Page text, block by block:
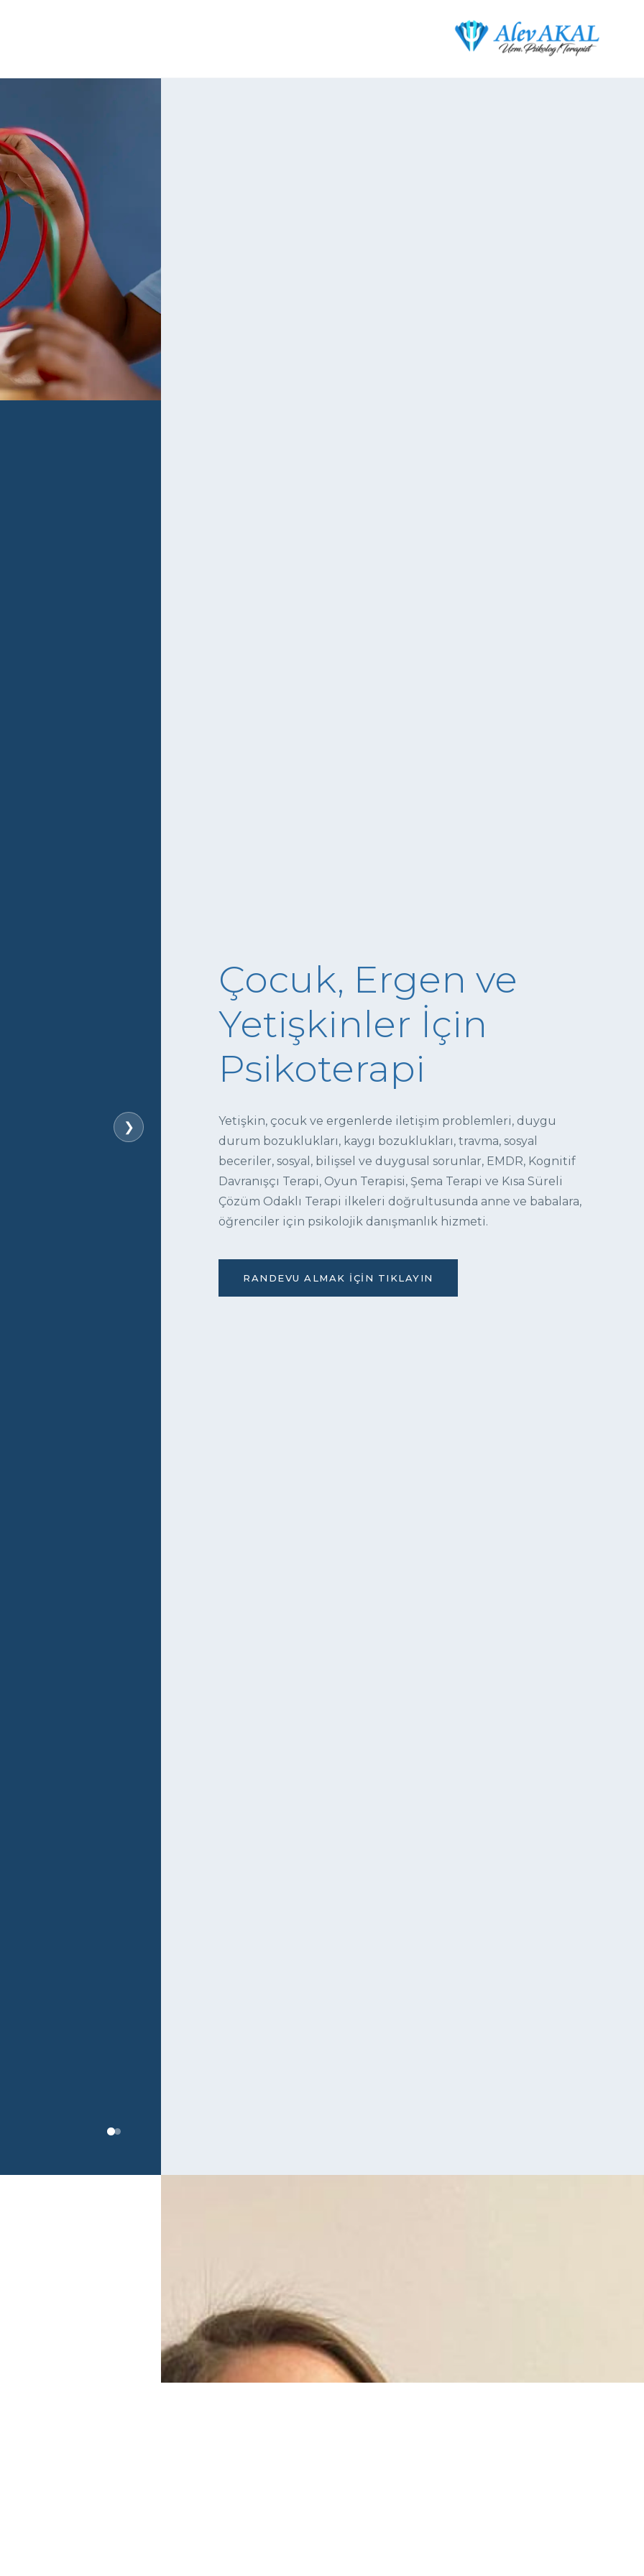
❯
Çocuk, Ergen ve
Yetişkinler İçin
Psikoterapi
Yetişkin, çocuk ve ergenlerde iletişim problemleri, duygu
durum bozuklukları, kaygı bozuklukları, travma, sosyal
beceriler, sosyal, bilişsel ve duygusal sorunlar, EMDR, Kognitif
Davranışçı Terapi, Oyun Terapisi, Şema Terapi ve Kısa Süreli
Çözüm Odaklı Terapi ilkeleri doğrultusunda anne ve babalara,
öğrenciler için psikolojik danışmanlık hizmeti.
RANDEVU ALMAK İÇIN TIKLAYIN